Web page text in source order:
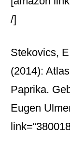
/]
Stekovics,
(2014):
Paprika.
Eugen